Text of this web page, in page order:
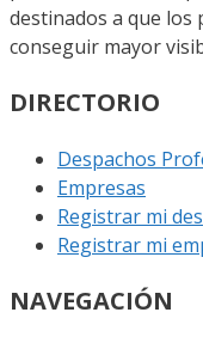
destinados a que los
conseguir mayor
DIRECTORIO
Despachos
Empresas
Registrar mi
Registrar mi
NAVEGACIÓN